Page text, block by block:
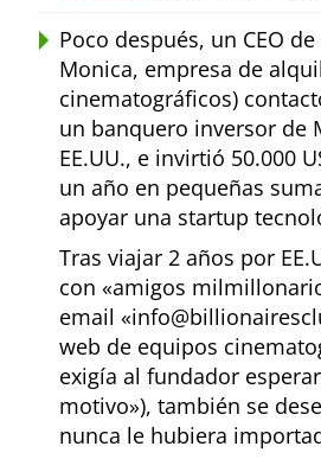
Poco después, un CEO
Monica, empresa de
cinematográficos)
un banquero inversor de
EE.UU., e invirtió 50.000
un año en pequeñas
apoyar una startup
Tras viajar 2 años por
con
amigos
email
web de equipos
exigía al fundador
motivo ), también se
nunca le hubiera